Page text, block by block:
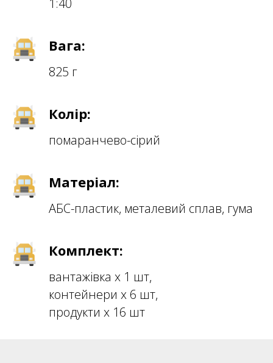
1:40
Вага:
825 г
Колір:
помаранчево-сірий
Матеріал:
АБС-пластик, металевий сплав, гума
Комплект:
вантажівка х 1 шт,
контейнери х 6 шт,
продукти х 16 шт